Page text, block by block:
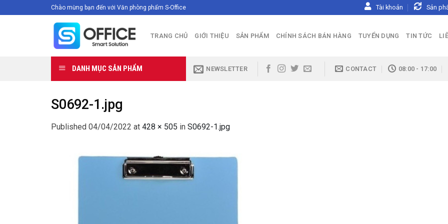
Chào mừng bạn đến với Văn phòng phẩm S-Office Tài khoản Sản
TRANG CHỦ GIỚI THIỆU SẢN PHẨM CHÍNH SÁCH BÁN HÀNG TUYỂN DỤNG TIN TỨC
DANH MỤC SẢN PHẨM NEWSLETTER CONTACT 08:00 - 17:00
S0692-1.jpg
Published 04/04/2022 at 428 × 505 in S0692-1.jpg